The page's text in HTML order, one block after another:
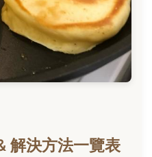
解決方法一覽表